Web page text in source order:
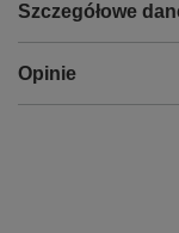
Szczegółowe
Opinie